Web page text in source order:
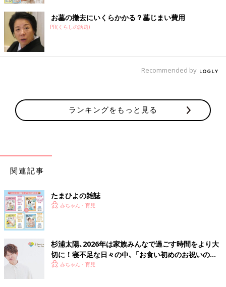
お祝いのスレッドも多数共感を呼んでいましたが、この「悲し
む」スレッドもかなり高い共感を呼んでいました。改めて嵐の人
気の高さが伺えました。
■文中のコメントは口コミサイト「ウィメンズパーク」の投稿を
抜粋したものです。
パ」を大調査！ 1万件を超える回答が集まり
ました。今年度は、はじめて「この人がもしパ
お墓の撤去にいくらかかる？墓じまい費用
PR(くらしの話題)
Recommended by
ランキングをもっと見る
関連記事
たまひよの雑誌
赤ちゃん・育児
杉浦太陽､2026年は家族みんなで過ごす時間をより大
切に！寝不足な日々の中､「お食い初めのお祝いの鯛
は絶対に釣る！」を実現
赤ちゃん・育児